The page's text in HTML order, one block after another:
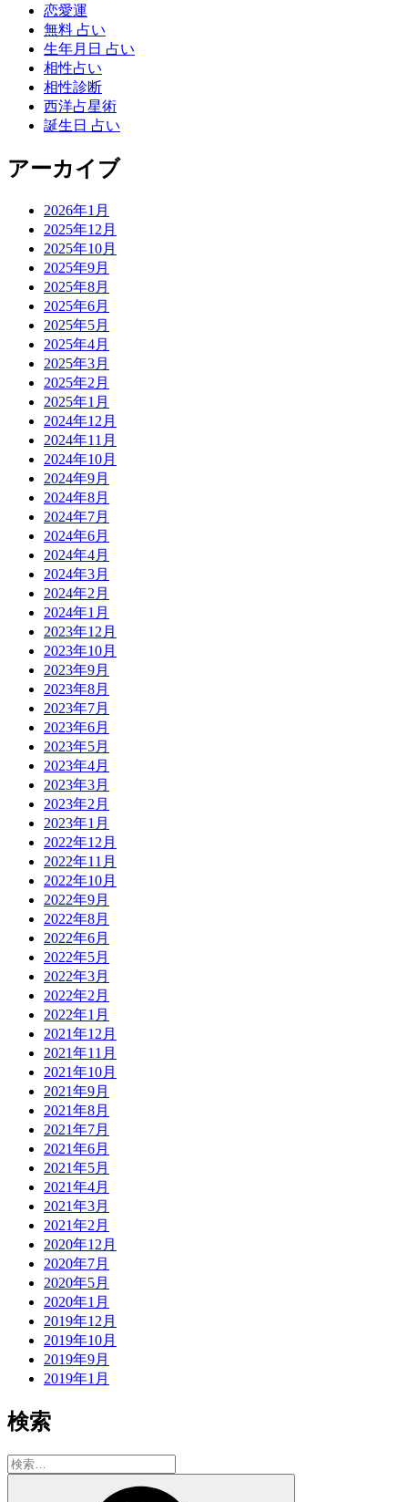
恋愛運
無料 占い
生年月日 占い
相性占い
相性診断
西洋占星術
誕生日 占い
アーカイブ
2026年1月
2025年12月
2025年10月
2025年9月
2025年8月
2025年6月
2025年5月
2025年4月
2025年3月
2025年2月
2025年1月
2024年12月
2024年11月
2024年10月
2024年9月
2024年8月
2024年7月
2024年6月
2024年4月
2024年3月
2024年2月
2024年1月
2023年12月
2023年10月
2023年9月
2023年8月
2023年7月
2023年6月
2023年5月
2023年4月
2023年3月
2023年2月
2023年1月
2022年12月
2022年11月
2022年10月
2022年9月
2022年8月
2022年6月
2022年5月
2022年3月
2022年2月
2022年1月
2021年12月
2021年11月
2021年10月
2021年9月
2021年8月
2021年7月
2021年6月
2021年5月
2021年4月
2021年3月
2021年2月
2020年12月
2020年7月
2020年5月
2020年1月
2019年12月
2019年10月
2019年9月
2019年1月
検索
検
索: